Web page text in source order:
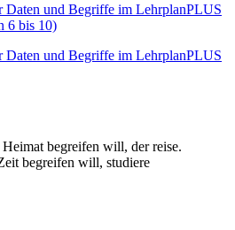
Daten und Begriffe im LehrplanPLUS
6 bis 10)
Daten und Begriffe im LehrplanPLUS
Heimat begreifen will, der reise.
begreifen will, studiere